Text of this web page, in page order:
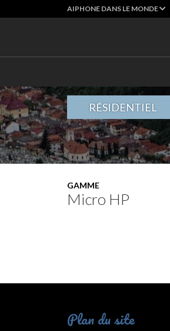
AIPHONE DANS LE MONDE
RÉSIDENTIEL
GAMME
Micro HP
Plan du site